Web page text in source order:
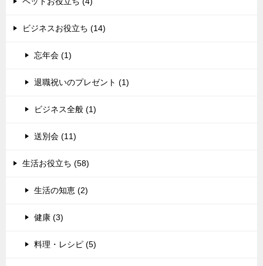
ビジネスお役立ち (14)
忘年会 (1)
退職祝いのプレゼント (1)
ビジネス全般 (1)
送別会 (11)
生活お役立ち (58)
生活の知恵 (2)
健康 (3)
料理・レシピ (5)